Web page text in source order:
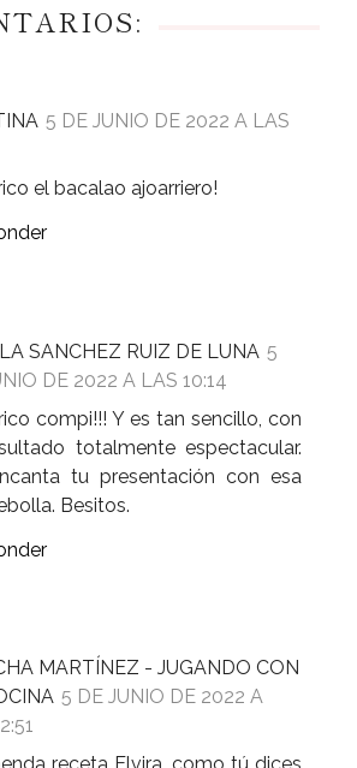
5 DE JUNIO DE 2022 A LAS
el bacalao ajoarriero!
SANCHEZ RUIZ DE LUNA 5
DE 2022 A LAS 10:14
compi!!! Y es tan sencillo, con
totalmente espectacular.
tu presentación con esa
Besitos.
MARTÍNEZ - JUGANDO CON
5 DE JUNIO DE 2022 A